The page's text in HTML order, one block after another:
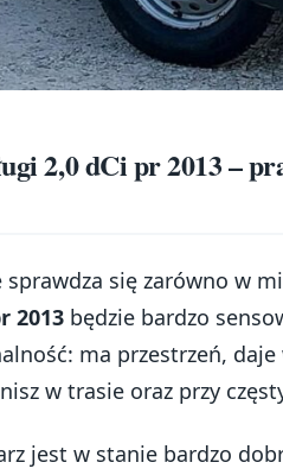
2,0 dCi pr 2013 –
sprawdza się zarówno w
2013 będzie bardzo
ma przestrzeń,
w trasie oraz przy
jest w stanie bardzo